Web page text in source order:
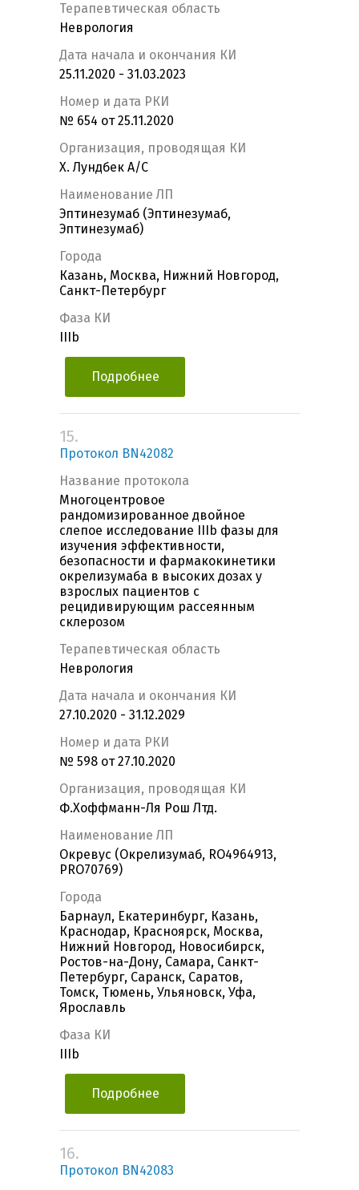
Терапевтическая область
Неврология
Дата начала и окончания КИ
25.11.2020 - 31.03.2023
Номер и дата РКИ
№ 654 от 25.11.2020
Организация, проводящая КИ
Х. Лундбек А/С
Наименование ЛП
Эптинезумаб (Эптинезумаб,
Эптинезумаб)
Города
Казань, Москва, Нижний Новгород,
Санкт-Петербург
Фаза КИ
IIIb
Подробнее
15.
Протокол BN42082
Название протокола
Многоцентровое
рандомизированное двойное
слепое исследование IIIb фазы для
изучения эффективности,
безопасности и фармакокинетики
окрелизумаба в высоких дозах у
взрослых пациентов с
рецидивирующим рассеянным
склерозом
Терапевтическая область
Неврология
Дата начала и окончания КИ
27.10.2020 - 31.12.2029
Номер и дата РКИ
№ 598 от 27.10.2020
Организация, проводящая КИ
Ф.Хоффманн-Ля Рош Лтд.
Наименование ЛП
Окревус (Окрелизумаб, RO4964913,
PRO70769)
Города
Барнаул, Екатеринбург, Казань,
Краснодар, Красноярск, Москва,
Нижний Новгород, Новосибирск,
Ростов-на-Дону, Самара, Санкт-
Петербург, Саранск, Саратов,
Томск, Тюмень, Ульяновск, Уфа,
Ярославль
Фаза КИ
IIIb
Подробнее
16.
Протокол BN42083